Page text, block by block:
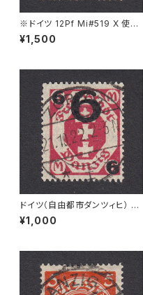
※ドイツ 12Pf Mi#519 X 使用
済み切手｜LANGERRINGEN
26.APR.1938
¥1,500
ドイツ（自由都市ダンツィヒ） 6
Ｍ Mi#106 使用済み切手｜ZO
PPOT 21.10.1922
¥1,000